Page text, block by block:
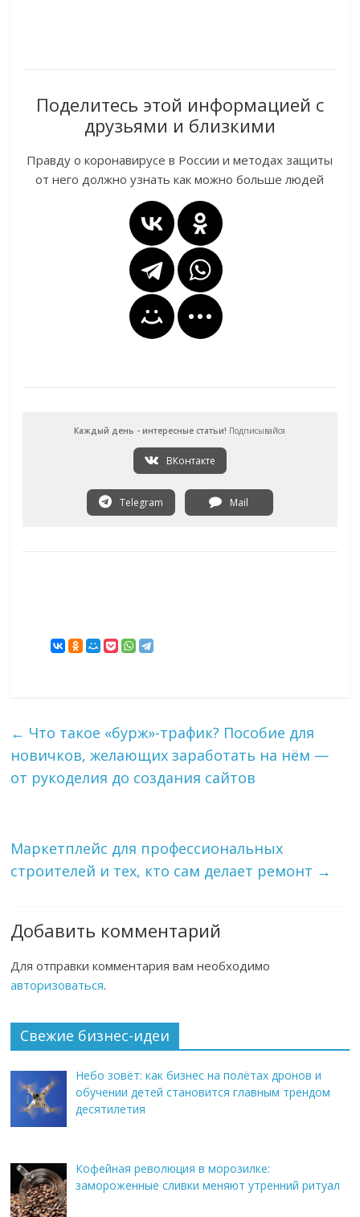
Поделитесь этой информацией с
друзьями и близкими
Правду о коронавирусе в России и методах защиты
от него должно узнать как можно больше людей
Каждый день - интересные статьи! Подписывайся
ВКонтакте
Telegram Mail
← Что такое «бурж»-трафик? Пособие для
новичков, желающих заработать на нём —
от рукоделия до создания сайтов
Маркетплейс для профессиональных
строителей и тех, кто сам делает ремонт →
Добавить комментарий
Для отправки комментария вам необходимо
авторизоваться.
Свежие бизнес-идеи
Небо зовёт: как бизнес на полётах дронов и
обучении детей становится главным трендом
десятилетия
Кофейная революция в морозилке:
замороженные сливки меняют утренний ритуал